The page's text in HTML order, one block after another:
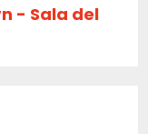
- Sala del